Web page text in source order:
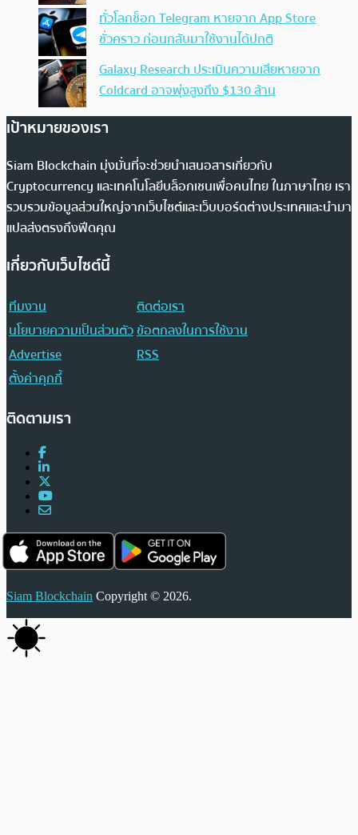
ทั่วโลกช็อก Telegram หายจาก App Store
ชั่วคราว ก่อนกลับมาใช้งานได้ปกติ
Galaxy Research ประเมินความเสียหายจาก
Coldcard อาจพุ่งสูงถึง $130 ล้าน
เป้าหมายของเรา
Siam Blockchain มุ่งมั่นที่จะช่วยนำเสนอสารเกี่ยวกับ
Cryptocurrency และเทคโนโลยีบล็อกเชนเพื่อคนไทย ในภาษาไทย เรา
รวบรวมข้อมูลส่วนใหญ่จากเว็บไซต์และเว็บบอร์ดต่างประเทศและนำมา
แปลส่งตรงถึงฟีดคุณ
เกี่ยวกับเว็บไซต์นี้
ทีมงาน
ติดต่อเรา
นโยบายความเป็นส่วนตัวข้อตกลงในการใช้งาน
Advertise
RSS
ตั้งค่าคุกกี้
ติดตามเรา
Siam Blockchain Copyright © 2026.